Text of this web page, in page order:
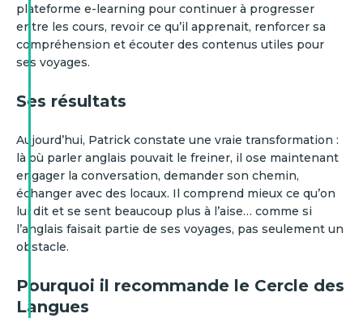
plateforme e-learning pour continuer à progresser
entre les cours, revoir ce qu’il apprenait, renforcer sa
compréhension et écouter des contenus utiles pour
ses voyages.
Ses résultats
Aujourd’hui, Patrick constate une vraie transformation :
là où parler anglais pouvait le freiner, il ose maintenant
engager la conversation, demander son chemin,
échanger avec des locaux. Il comprend mieux ce qu’on
lui dit et se sent beaucoup plus à l’aise… comme si
l’anglais faisait partie de ses voyages, pas seulement un
obstacle.
Pourquoi il recommande le Cercle des
Langues